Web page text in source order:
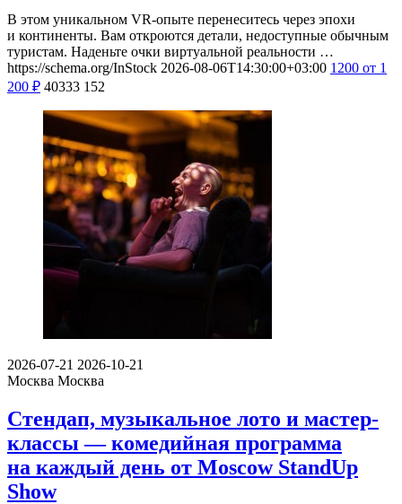
В этом уникальном VR-опыте перенеситесь через эпохи
и континенты. Вам откроются детали, недоступные обычным
туристам. Наденьте очки виртуальной реальности …
https://schema.org/InStock 2026-08-06T14:30:00+03:00 1200 от 1
200 ₽ 40333 152
2026-07-21 2026-10-21
Москва Москва
Стендап, музыкальное лото и мастер-
классы — комедийная программа
на каждый день от Moscow StandUp
Show